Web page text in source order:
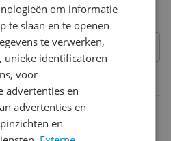
1 van 4
om informatie
te slaan en te openen
te verwerken,
unieke identificatoren
voor
advertenties en
advertenties en
en